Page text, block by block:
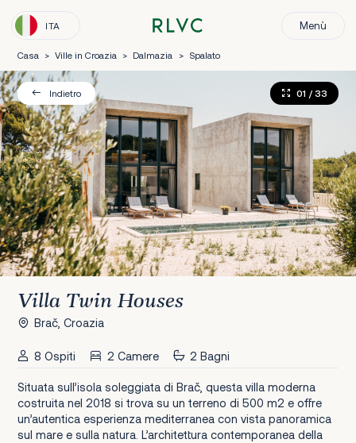
ITA Menù
Casa > Ville in Croazia > Dalmazia > Spalato
Indietro 01 / 33
Villa Twin Houses
Brač, Croazia
8 Ospiti 2 Camere 2 Bagni
Situata sull’isola soleggiata di Brač, questa villa moderna
costruita nel 2018 si trova su un terreno di 500 m2 e offre
un’autentica esperienza mediterranea con vista panoramica
sul mare e sulla natura. L’architettura contemporanea della